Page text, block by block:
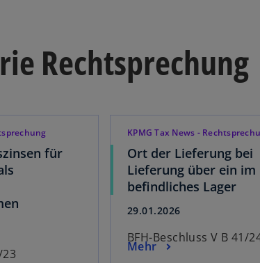
Rechtsprechung
für
KPMG Tax News -
Ort der Lieferung bei
Lieferung über ein im
befindliches Lager
29.01.2026
BFH-Beschluss V B 41/
Mehr